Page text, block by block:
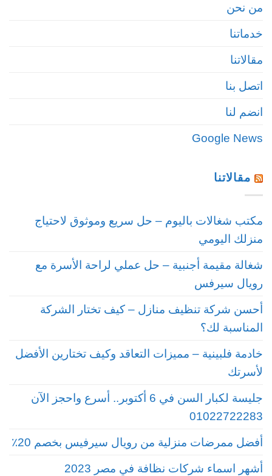
من نحن
خدماتنا
مقالاتنا
اتصل بنا
انضم لنا
Google News
مقالاتنا
مكتب شغالات باليوم – حل سريع وموثوق لاحتياج
منزلك اليومي
شغالة مقيمة أجنبية – حل عملي لراحة الأسرة مع
رويال سيرفس
أحسن شركة تنظيف منازل – كيف تختار الشركة
المناسبة لك؟
خادمة فلبينية – مميزات التعاقد وكيف تختارين الأفضل
لأسرتك
جليسة لكبار السن في 6 أكتوبر.. أسرع واحجز الآن
01022722283
أفضل ممرضات منزلية من رويال سيرفيس بخصم 20٪
أشهر اسماء شركات نظافة في مصر 2023